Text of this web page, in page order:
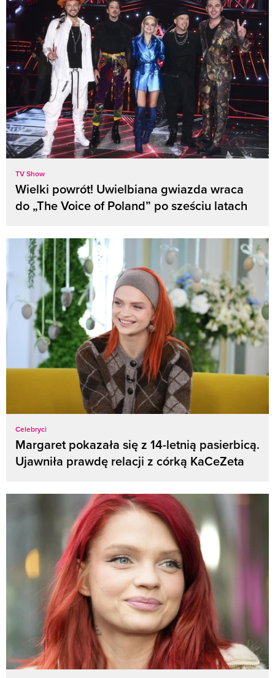
TV Show
Wielki powrót! Uwielbiana gwiazda wraca
do „The Voice of Poland” po sześciu latach
Celebryci
Margaret pokazała się z 14-letnią pasierbicą.
Ujawniła prawdę relacji z córką KaCeZeta